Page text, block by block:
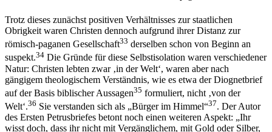
Trotz dieses zunächst positiven Verhältnisses zur staatlichen
Obrigkeit waren Christen dennoch aufgrund ihrer Distanz zur
römisch-paganen Gesellschaft33 derselben schon von Beginn an
suspekt.34 Die Gründe für diese Selbstisolation waren verschiedener
Natur: Christen lebten zwar ‚in der Welt‘, waren aber nach
gängigem theologischem Verständnis, wie es etwa der Diognetbrief
auf der Basis biblischer Aussagen35 formuliert, nicht ‚von der
Welt‘.36 Sie verstanden sich als „Bürger im Himmel“37. Der Autor
des Ersten Petrusbriefes betont noch einen weiteren Aspekt: „Ihr
wisst doch, dass ihr nicht mit Vergänglichem, mit Gold oder Silber,